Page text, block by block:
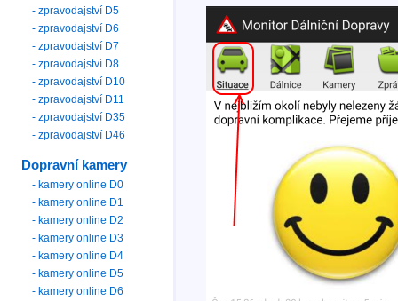
- zpravodajství D5
- zpravodajství D6
- zpravodajství D7
- zpravodajství D8
- zpravodajství D10
- zpravodajství D11
- zpravodajství D35
- zpravodajství D46
Dopravní kamery
- kamery online D0
- kamery online D1
- kamery online D2
- kamery online D3
- kamery online D4
- kamery online D5
- kamery online D6